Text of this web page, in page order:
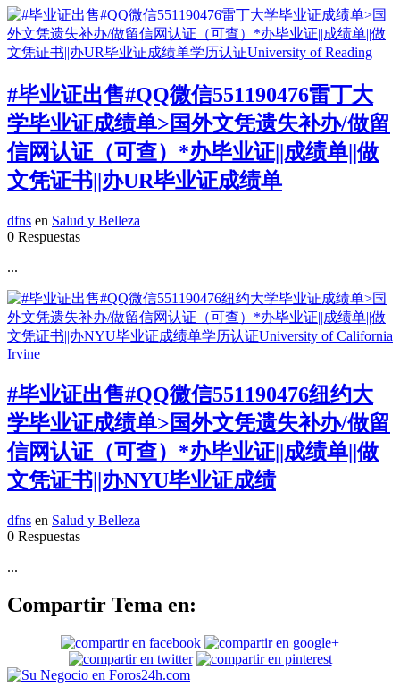
#毕业证出售#QQ微信551190476雷丁大
学毕业证成绩单>国外文凭遗失补办/做留
信网认证（可查）*办毕业证||成绩单||做
文凭证书||办UR毕业证成绩单
dfns en Salud y Belleza
0 Respuestas
...
#毕业证出售#QQ微信551190476纽约大
学毕业证成绩单>国外文凭遗失补办/做留
信网认证（可查）*办毕业证||成绩单||做
文凭证书||办NYU毕业证成绩
dfns en Salud y Belleza
0 Respuestas
...
Compartir Tema en: